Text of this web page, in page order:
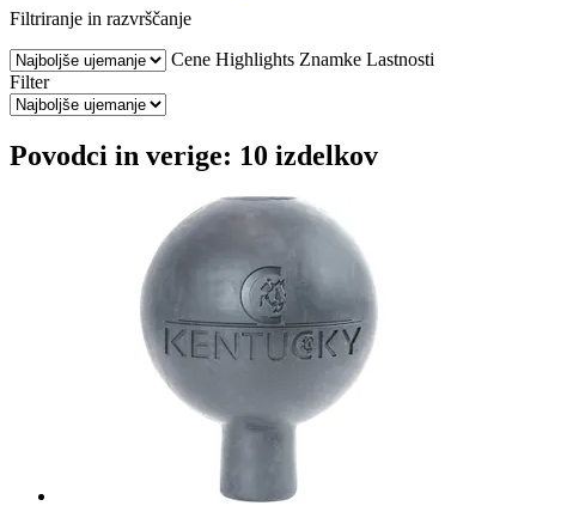
Filtriranje in razvrščanje
Cene Highlights Znamke Lastnosti
Filter
Povodci in verige: 10 izdelkov